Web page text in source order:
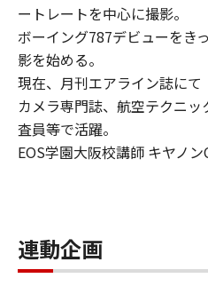
ートレートを中心に撮影。
ボーイング787デビューをき
影を始める。
現在、月刊エアライン誌にて
カメラ専門誌、航空テクニ
査員等で活躍。
EOS学園大阪校講師 キヤノン
連動企画